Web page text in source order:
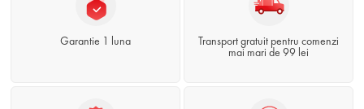
Garantie 1 luna
Transport gratuit pentru comenzi
mai mari de 99 lei